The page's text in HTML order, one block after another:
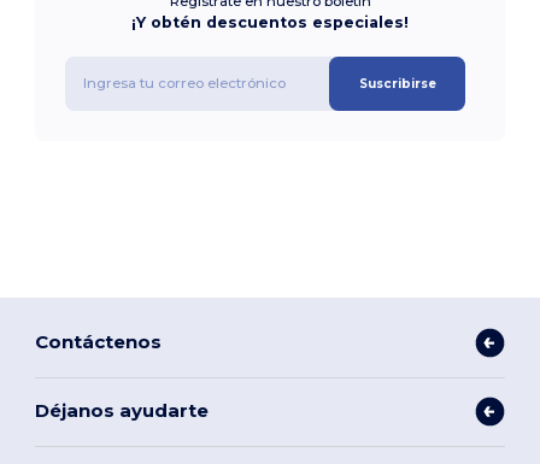
¡Y obtén descuentos especiales!
Suscribirse
Contáctenos
Déjanos ayudarte